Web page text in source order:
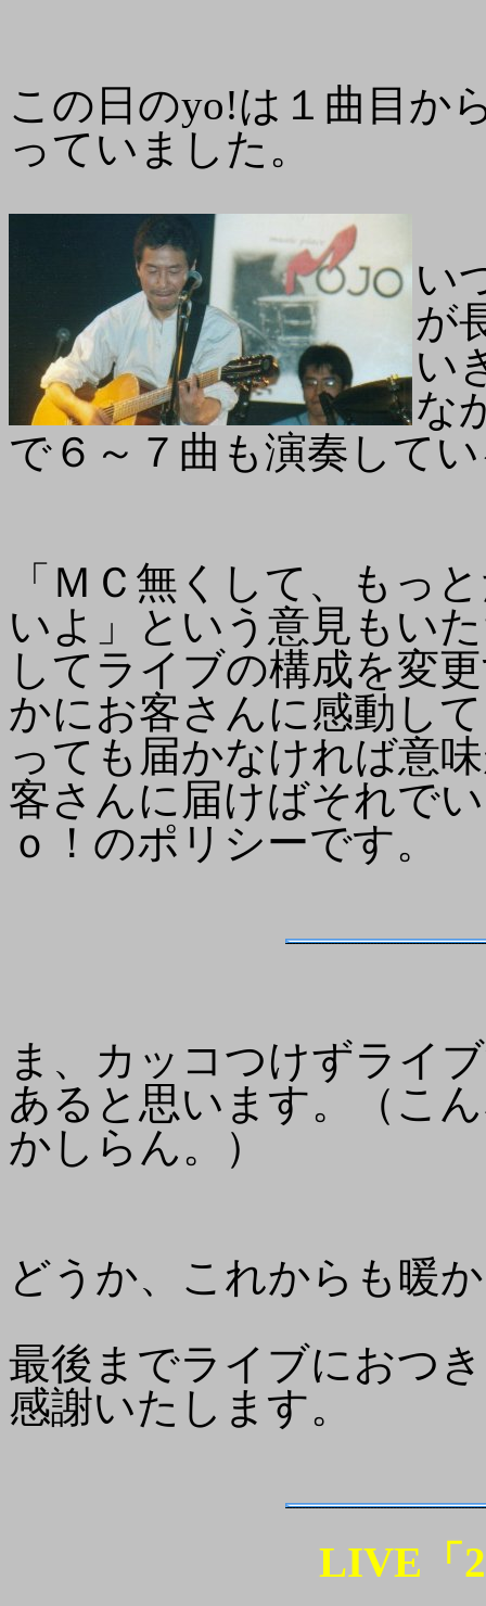
この日のyo!は１曲目か
っていました。
い
が
い
な
で６～７曲も演奏して
「ＭＣ無くして、もっ
いよ」という意見もい
してライブの構成を変
かにお客さんに感動し
っても届かなければ意
客さんに届けばそれで
ｏ！のポリシーです。
ま、カッコつけずライ
あると思います。（こ
かしらん。）
どうか、これからも暖
最後までライブにおつ
感謝いたします。
LIVE「